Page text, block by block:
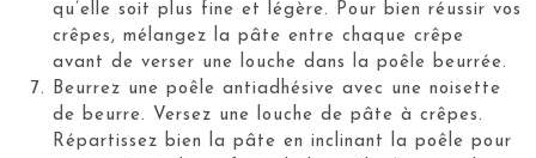
qu’elle soit plus fine et légère. Pour bien réussir vos
crêpes, mélangez la pâte entre chaque crêpe
avant de verser une louche dans la poêle beurrée.
Beurrez une poêle antiadhésive avec une noisette
de beurre. Versez une louche de pâte à crêpes.
Répartissez bien la pâte en inclinant la poêle pour